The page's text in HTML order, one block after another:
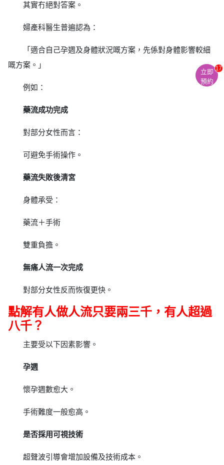
其實冇絕對答案。
婦產科醫生普遍認為：
「適合自己孕週及身體狀況嘅方案，先係對身體影響較細
嘅方案。」
例如：
藥流成功完成
對部分女性而言：
可避免手術操作。
藥流失敗後清宮
身體承受：
藥流＋手術
雙重負擔。
無痛人流一次完成
對部分女性反而恢復更快。
點解有人做人流只要兩三千，有人超過
八千？
主要受以下因素影響。
孕週
懷孕週數愈大。
手術難度一般愈高。
是否採用可視技術
超聲波引導會增加設備及技術成本。
立即
預約
17